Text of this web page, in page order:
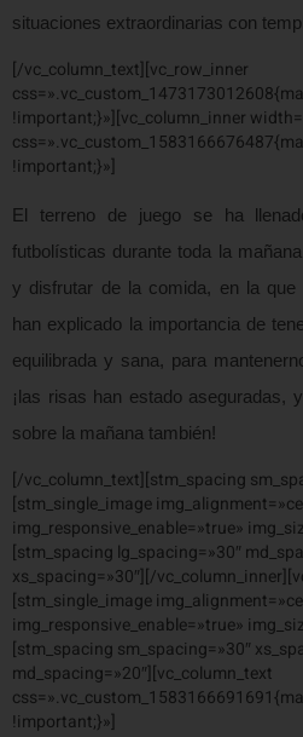
situaciones extraordinarias con
[/vc_column_text][vc_row_inner
!important;}»][vc_column_inner
!important;}»]
El terreno de juego se ha
futbolísticas durante toda la
y disfrutar de la comida, en la que
han explicado la importancia de
equilibrada y sana, para
¡las risas han estado aseguradas,
sobre la mañana también!
[/vc_column_text][stm_spacing
[stm_single_image
img_responsive_enable=»true»
[stm_spacing lg_spacing=»30″
xs_spacing=»30″][/
[stm_single_image
img_responsive_enable=»true»
[stm_spacing sm_spacing=»30″
md_spacing=»20″][vc_column_text
!important;}»]